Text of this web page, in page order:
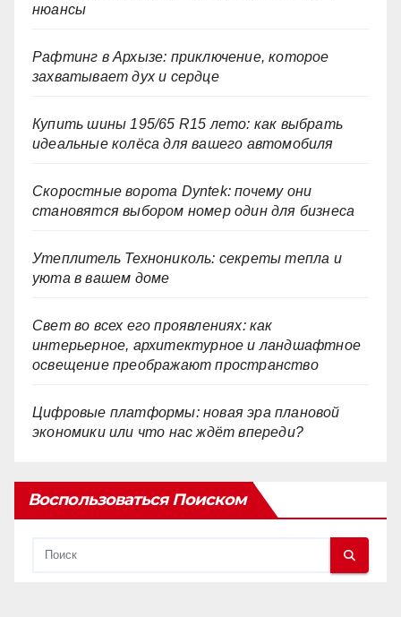
нюансы
Рафтинг в Архызе: приключение, которое
захватывает дух и сердце
Купить шины 195/65 R15 лето: как выбрать
идеальные колёса для вашего автомобиля
Скоростные ворота Dyntek: почему они
становятся выбором номер один для бизнеса
Утеплитель Технониколь: секреты тепла и
уюта в вашем доме
Свет во всех его проявлениях: как
интерьерное, архитектурное и ландшафтное
освещение преображают пространство
Цифровые платформы: новая эра плановой
экономики или что нас ждёт впереди?
Воспользоваться Поиском